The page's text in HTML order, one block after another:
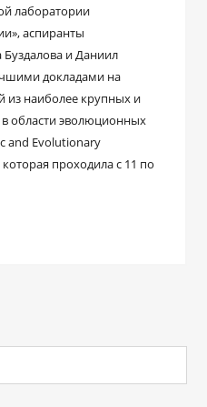
лаборатории
аспиранты
и Даниил
докладами на
из наиболее крупных и
области эволюционных
and Evolutionary
проходила с 11 по